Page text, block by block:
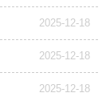
2025-12-18
2025-12-18
2025-12-18